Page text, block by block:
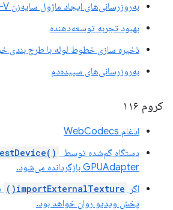
به‌روزرسانی‌های ایجاد ماژول سایه‌زن SPIR-V
بهبود تجربه توسعه‌دهنده
ذخیره سازی خطوط لوله با طرح بندی
به‌روزرسانی‌های سپیده‌دم
کروم ۱۱۶
ادغام WebCodecs
دستگاه گم‌شده توسط
GPUAdapter بازگردانده می‌شود.
اگر
importExternalTexture()
پخش ویدیو روان خواهد بود.